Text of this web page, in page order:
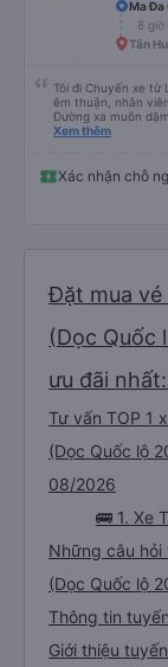
Ma Đa
8 giờ
Tân
Tôi đi Chuyến xe từ
êm thuận, nhân viên lễ độ, tài xế
Đường xa muôn
nghiêm cẩn, hiếm
Xem thêm
Xác nhận chỗ
Đặt mua vé
(Dọc Quốc
ưu đãi
Tư vấn TOP 1
(Dọc Quốc lộ
08/2026
🚌 1. Xe
Những câu
(Dọc Quốc lộ
Thông tin
Giới thiệu